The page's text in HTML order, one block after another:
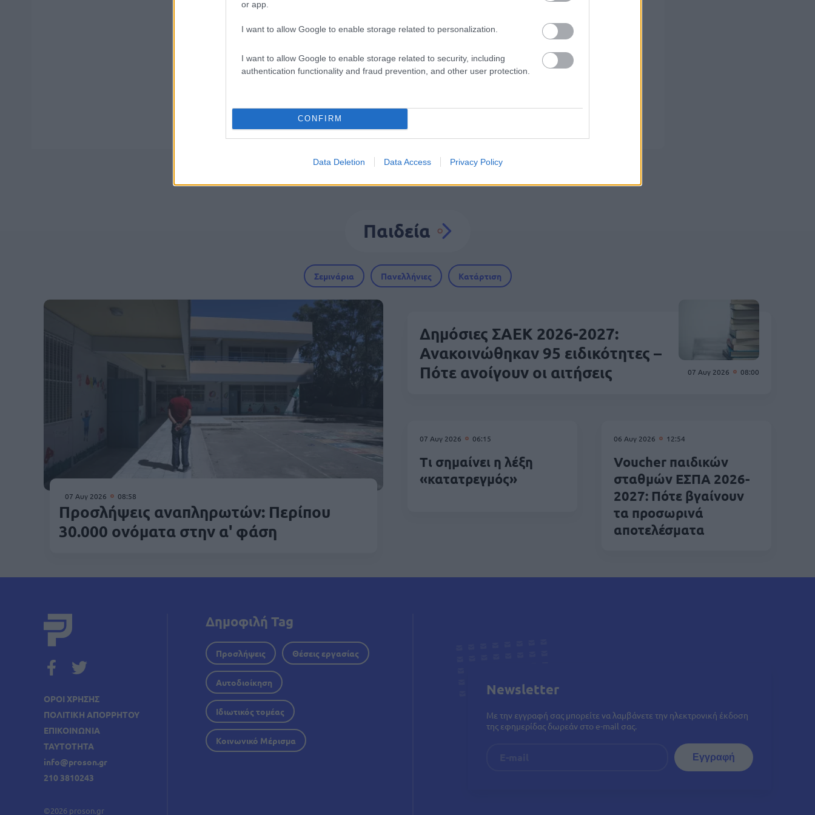
or app.
I want to allow Google to enable storage related to personalization.
I want to allow Google to enable storage related to security, including
authentication functionality and fraud prevention, and other user protection.
CONFIRM
Data Deletion Data Access Privacy Policy
Λέξη Γλώσσα
Παιδεία
Σεμινάρια Πανελλήνιες Κατάρτιση
07 Αυγ 2026 08:58
Προσλήψεις αναπληρωτών: Περίπου
30.000 ονόματα στην α' φάση
07 Αυγ 2026 08:00
Δημόσιες ΣΑΕΚ 2026-2027:
Ανακοινώθηκαν 95 ειδικότητες –
Πότε ανοίγουν οι αιτήσεις
07 Αυγ 2026 06:15
Τι σημαίνει η λέξη
«κατατρεγμός»
06 Αυγ 2026 12:54
Voucher παιδικών
σταθμών ΕΣΠΑ 2026-
2027: Πότε βγαίνουν
τα προσωρινά
αποτελέσματα
ΟΡΟΙ ΧΡΗΣΗΣ
ΠΟΛΙΤΙΚΗ ΑΠΟΡΡΗΤΟΥ
ΕΠΙΚΟΙΝΩΝΙΑ
ΤΑΥΤΟΤΗΤΑ
info@proson.gr
210 3810243
©2026 proson.gr
Δημοφιλή Tag
Προσλήψεις Θέσεις εργασίας
Αυτοδιοίκηση
Ιδιωτικός τομέας
Κοινωνικό Μέρισμα
Newsletter
Με την εγγραφή σας μπορείτε να λαμβάνετε την ηλεκτρονική έκδοση
της εφημερίδας δωρεάν στο e-mail σας.